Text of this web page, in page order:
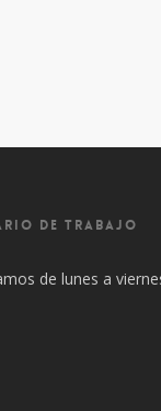
DE TRABAJO
de lunes a